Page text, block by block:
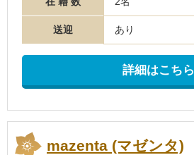
送迎 あり
詳細はこちら
mazenta (マゼンタ)